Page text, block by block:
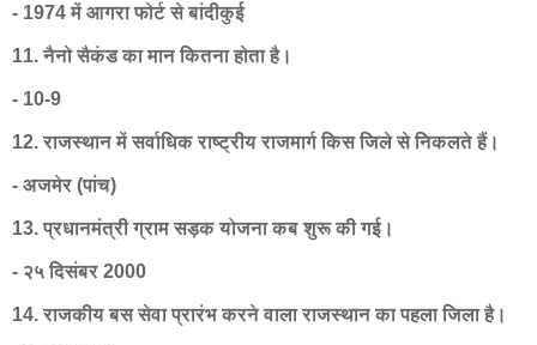
- 1974 में आगरा फोर्ट से बांदीकुई
11. नैनो सैकंड का मान कितना होता है।
- 10-9
12. राजस्थान में सर्वाधिक राष्ट्रीय राजमार्ग किस जिले से निकलते हैं।
- अजमेर (पांच)
13. प्रधानमंत्री ग्राम सड़क योजना कब शुरू की गई।
- २५ दिसंबर 2000
14. राजकीय बस सेवा प्रारंभ करने वाला राजस्थान का पहला जिला है।